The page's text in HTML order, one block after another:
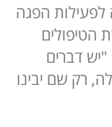
הפגה
הטיפולים
דברים
רק שם יבינו